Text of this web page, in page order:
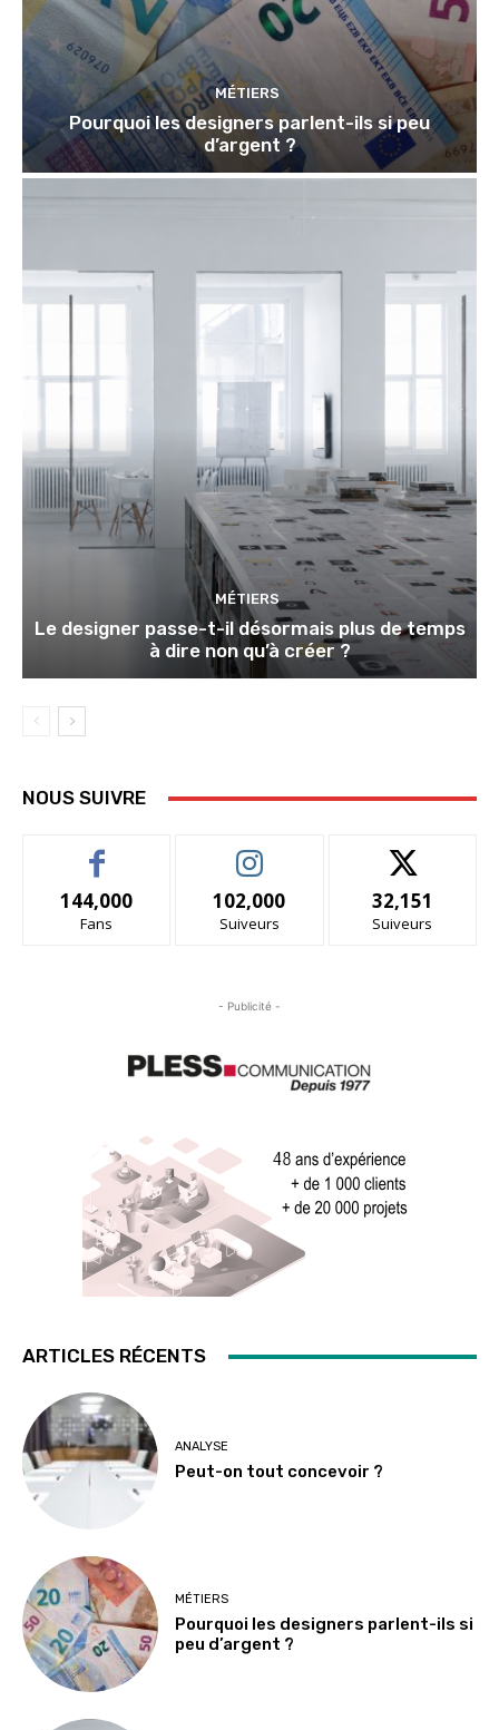
MÉTIERS
Pourquoi les designers parlent-ils si peu
d’argent ?
MÉTIERS
Le designer passe-t-il désormais plus de temps
à dire non qu’à créer ?
NOUS SUIVRE
144,000
Fans
102,000
Suiveurs
32,151
Suiveurs
- Publicité -
ARTICLES RÉCENTS
ANALYSE
Peut-on tout concevoir ?
MÉTIERS
Pourquoi les designers parlent-ils si
peu d’argent ?